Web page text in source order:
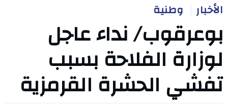
الأخبار وطنية
بوعرقوب/ نداء عاجل
لوزارة الفلاحة بسبب
تفشي الحشرة القرمزية